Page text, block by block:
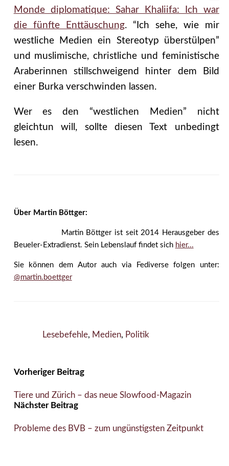
Monde diplomatique: Sahar Khaliifa: Ich war
die fünfte Enttäuschung. “Ich sehe, wie mir
westliche Medien ein Stereotyp überstülpen”
und muslimische, christliche und feministische
Araberinnen stillschweigend hinter dem Bild
einer Burka verschwinden lassen.
Wer es den “westlichen Medien” nicht
gleichtun will, sollte diesen Text unbedingt
lesen.
Über Martin Böttger:
Martin Böttger ist seit 2014 Herausgeber des
Beueler-Extradienst. Sein Lebenslauf findet sich hier...
Sie können dem Autor auch via Fediverse folgen unter:
@martin.boettger
Lesebefehle, Medien, Politik
Vorheriger Beitrag
Tiere und Zürich – das neue Slowfood-Magazin
Nächster Beitrag
Probleme des BVB – zum ungünstigsten Zeitpunkt